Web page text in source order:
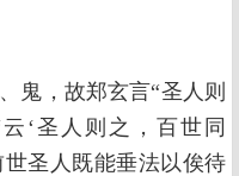
鬼，故郑玄言“圣人则
‘圣人则之，百世同
世圣人既能垂法以俟待